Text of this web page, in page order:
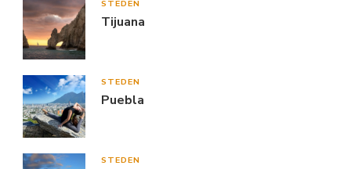
STEDEN
Tijuana
STEDEN
Puebla
STEDEN